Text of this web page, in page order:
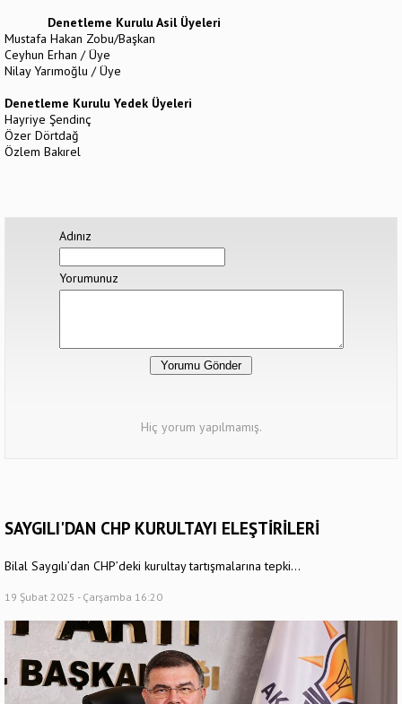
Denetleme Kurulu Asil Üyeleri
Mustafa Hakan Zobu/Başkan
Ceyhun Erhan / Üye
Nilay Yarımoğlu / Üye
Denetleme Kurulu Yedek Üyeleri
Hayriye Şendinç
Özer Dörtdağ
Özlem Bakırel
Adınız
Yorumunuz
Hiç yorum yapılmamış.
SAYGILI'DAN CHP KURULTAYI ELEŞTİRİLERİ
Bilal Saygılı’dan CHP’deki kurultay tartışmalarına tepki…
19 Şubat 2025 - Çarşamba 16:20